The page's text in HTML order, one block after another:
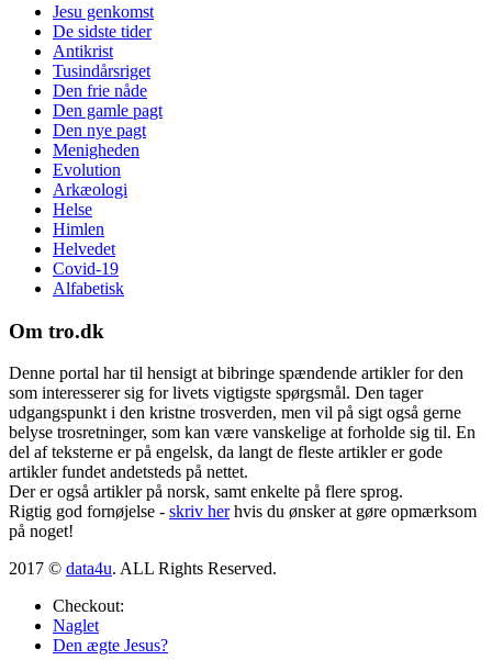
Jesu genkomst
De sidste tider
Antikrist
Tusindårsriget
Den frie nåde
Den gamle pagt
Den nye pagt
Menigheden
Evolution
Arkæologi
Helse
Himlen
Helvedet
Covid-19
Alfabetisk
Om tro.dk
Denne portal har til hensigt at bibringe spændende artikler for den
som interesserer sig for livets vigtigste spørgsmål. Den tager
udgangspunkt i den kristne trosverden, men vil på sigt også gerne
belyse trosretninger, som kan være vanskelige at forholde sig til. En
del af teksterne er på engelsk, da langt de fleste artikler er gode
artikler fundet andetsteds på nettet.
Der er også artikler på norsk, samt enkelte på flere sprog.
Rigtig god fornøjelse - skriv herhvis du ønsker at gøre opmærksom
på noget!
2017 © data4u. ALL Rights Reserved.
Checkout:
Naglet
Den ægte Jesus?